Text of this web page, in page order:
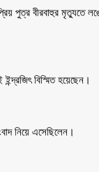
পুত্র বীরবাহুর মৃত্যুতে
বিস্মিত হয়েছেন।
নিয়ে এসেছিলেন।